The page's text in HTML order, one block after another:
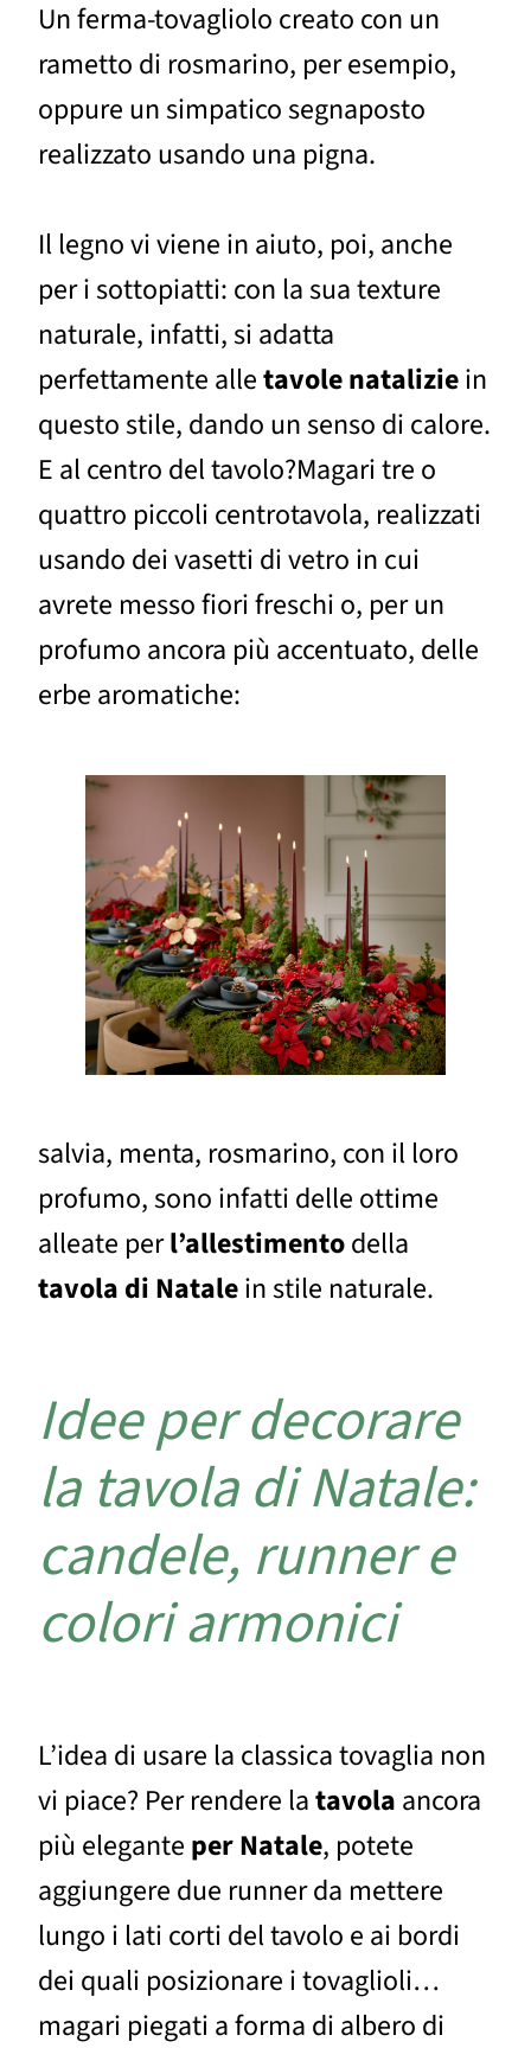
Un ferma-tovagliolo creato con un
rametto di rosmarino, per esempio,
oppure un simpatico segnaposto
realizzato usando una pigna.
Il legno vi viene in aiuto, poi, anche
per i sottopiatti: con la sua texture
naturale, infatti, si adatta
perfettamente alletavole nataliziein
questo stile, dando un senso di calore.
E al centro del tavolo?Magari tre o
quattro piccoli centrotavola, realizzati
usando dei vasetti di vetro in cui
avrete messo fiori freschi o, per un
profumo ancora più accentuato, delle
erbe aromatiche:
salvia, menta, rosmarino, con il loro
profumo, sono infatti delle ottime
alleate perl’allestimentodella
tavola di Natalein stile naturale.
Idee per decorare
la tavola di Natale:
candele, runner e
colori armonici
L’idea di usare la classica tovaglia non
vi piace? Per rendere latavola ancora
più elegante perNatale, potete
aggiungere due runner da mettere
lungo i lati corti del tavolo e ai bordi
dei quali posizionare i tovaglioli…
magari piegati a forma di albero di